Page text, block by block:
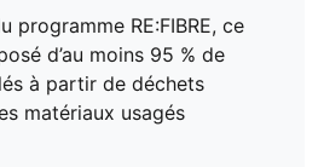
programme RE:FIBRE, ce
d’au moins 95 % de
à partir de déchets
matériaux usagés